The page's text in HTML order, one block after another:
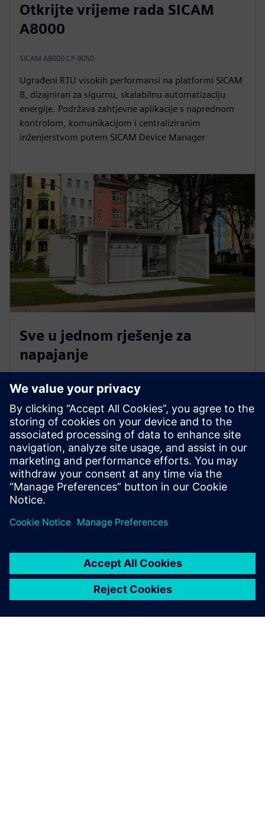
Otkrijte vrijeme rada SICAM
A8000
SICAM A8000 CP-8050
Ugrađeni RTU visokih performansi na platformi SICAM
8, dizajniran za sigurnu, skalabilnu automatizaciju
energije. Podržava zahtjevne aplikacije s naprednom
kontrolom, komunikacijom i centraliziranim
inženjerstvom putem SICAM Device Manager
Sve u jednom rješenje za
napajanje
SICAM je univerzalna hardverska i softverska
platforma koja pojednostavljuje automatizaciju
energije u industrijskim, mrežnim i obnovljivim
aplikacijama. Pomaže vam da ispunite klimatske
ciljeve, osigurate kibernetičku sigurnost i optimizirate
osoblje.